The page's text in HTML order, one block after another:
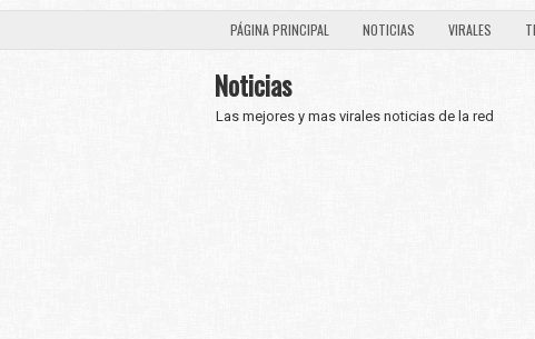
PÁGINA PRINCIPAL NOTICIAS VIRALES
Noticias
Las mejores y mas virales noticias de la red